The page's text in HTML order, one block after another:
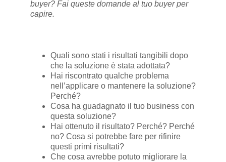
buyer? Fai queste domande al tuo buyer per
capire.
Quali sono stati i risultati tangibili dopo
che la soluzione è stata adottata?
Hai riscontrato qualche problema
nell’applicare o mantenere la soluzione?
Perché?
Cosa ha guadagnato il tuo business con
questa soluzione?
Hai ottenuto il risultato? Perché? Perché
no? Cosa si potrebbe fare per rifinire
questi primi risultati?
Che cosa avrebbe potuto migliorare la